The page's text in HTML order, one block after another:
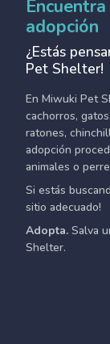
adopción
¿Estás
Pet Shelter!
En Miwuki Pet
cachorros,
ratones,
adopción
animales o
Si estás
sitio adecuado!
Adopta. Salva
Shelter.